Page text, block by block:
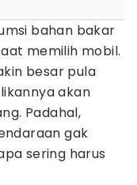
bahan bakar
memilih mobil.
besar pula
akan
Padahal,
gak
sering harus